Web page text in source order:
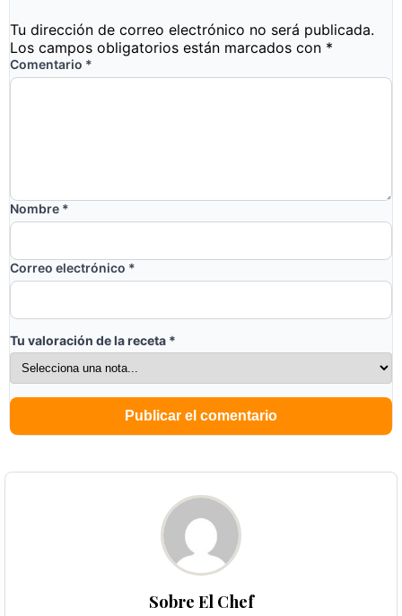
Tu dirección de correo electrónico no será publicada.
Los campos obligatorios están marcados con *
Comentario *
Nombre *
Correo electrónico *
Tu valoración de la receta *
Sobre El Chef